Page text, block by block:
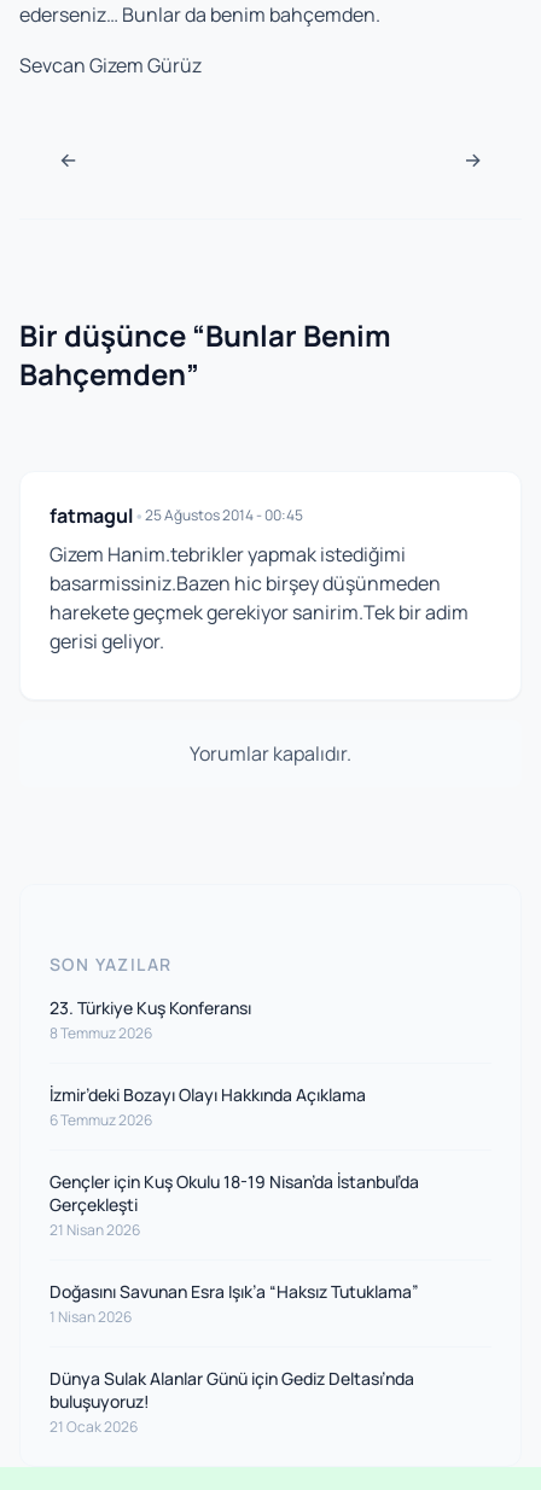
ederseniz… Bunlar da benim bahçemden.
Sevcan Gizem Gürüz
Navigasyon sonrası
← →
Bir düşünce “Bunlar Benim
Bahçemden”
fatmagul•25 Ağustos 2014 - 00:45
Gizem Hanim.tebrikler yapmak istediğimi
basarmissiniz.Bazen hic birşey düşünmeden
harekete geçmek gerekiyor sanirim.Tek bir adim
gerisi geliyor.
Yorumlar kapalıdır.
SON YAZILAR
23. Türkiye Kuş Konferansı
8 Temmuz 2026
İzmir’deki Bozayı Olayı Hakkında Açıklama
6 Temmuz 2026
Gençler için Kuş Okulu 18-19 Nisan’da İstanbul’da
Gerçekleşti
21 Nisan 2026
Doğasını Savunan Esra Işık’a “Haksız Tutuklama”
1 Nisan 2026
Dünya Sulak Alanlar Günü için Gediz Deltası’nda
buluşuyoruz!
21 Ocak 2026